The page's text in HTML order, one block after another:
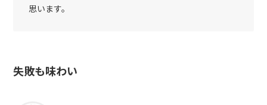
思います。
失敗も味わい